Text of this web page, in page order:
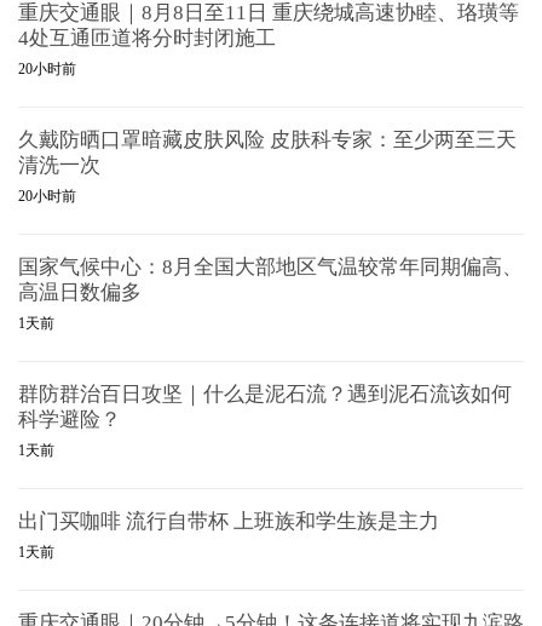
重庆交通眼｜8月8日至11日 重庆绕城高速协睦、珞璜等
4处互通匝道将分时封闭施工
20小时前
久戴防晒口罩暗藏皮肤风险 皮肤科专家：至少两至三天
清洗一次
20小时前
国家气候中心：8月全国大部地区气温较常年同期偏高、
高温日数偏多
1天前
群防群治百日攻坚｜什么是泥石流？遇到泥石流该如何
科学避险？
1天前
出门买咖啡 流行自带杯 上班族和学生族是主力
1天前